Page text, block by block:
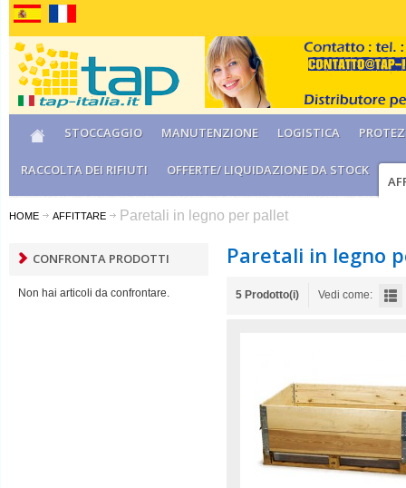
STOCCAGGIO MANUTENZIONE LOGISTICA
RACCOLTA DEI RIFIUTI OFFERTE/ LIQUIDAZIONE DA STOCK
HOME AFFITTARE Paretali in legno per pallet
Paretali in legno
5 Prodotto(i) Vedi come:
CONFRONTA PRODOTTI
Non hai articoli da confrontare.